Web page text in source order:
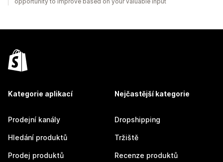
Kategorie aplikací
Prodejní kanály
Hledání produktů
Prodej produktů
Nejčastější kategorie
Dropshipping
Tržiště
Recenze produktů